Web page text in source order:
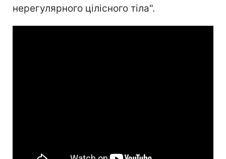
нерегулярного цілісного тіла".